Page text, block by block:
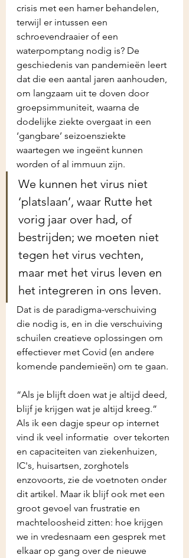
crisis met een hamer behandelen,
terwijl er intussen een
schroevendraaier of een
waterpomptang nodig is? De
geschiedenis van pandemieën leert
dat die een aantal jaren aanhouden,
om langzaam uit te doven door
groepsimmuniteit, waarna de
dodelijke ziekte overgaat in een
‘gangbare’ seizoensziekte
waartegen we ingeënt kunnen
worden of al immuun zijn.
We kunnen het virus niet
‘platslaan’, waar Rutte het
vorig jaar over had, of
bestrijden; we moeten niet
tegen het virus vechten,
maar met het virus leven en
het integreren in ons leven.
Dat is de paradigma-verschuiving
die nodig is, en in die verschuiving
schuilen creatieve oplossingen om
effectiever met Covid (en andere
komende pandemieën) om te gaan.
“Als je blijft doen wat je altijd deed,
blijf je krijgen wat je altijd kreeg.”
Als ik een dagje speur op internet
vind ik veel informatie  over tekorten
en capaciteiten van ziekenhuizen,
IC's, huisartsen, zorghotels
enzovoorts, zie de voetnoten onder
dit artikel. Maar ik blijf ook met een
groot gevoel van frustratie en
machteloosheid zitten: hoe krijgen
we in vredesnaam een gesprek met
elkaar op gang over de nieuwe